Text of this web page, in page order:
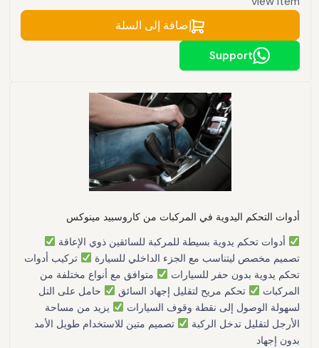
إضافة إلى السلة
Support
أدوات التحكم اليدوية في المركبات من كاروسبيد مينوكس
أدوات تحكم يدوية بسيطة للمركبة للسائقين ذوي الإعاقة
تصميم مخصص ليتناسب مع الجزء الداخلي للسيارة
تركيب أدوات
تحكم يدوية بدون حفر للسيارات
متوافق مع أنواع مختلفة من
المركبات
تحكم مريح لتقليل إجهاد السائق
حامل على التل
لسهولة الوصول إلى نقطة وقوف السيارات
يزيد من مساحة
الأرجل لتقليل تدخل الركبة
تصميم متين للاستخدام طويل الأمد
بدون إجهاد